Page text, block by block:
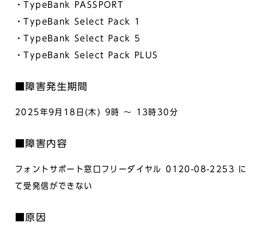
・TypeBank PASSPORT
・TypeBank Select Pack 1
・TypeBank Select Pack 5
・TypeBank Select Pack PLUS
■障害発生期間
2025年9月18日(木) 9時 ～ 13時30分
■障害内容
フォントサポート窓口フリーダイヤル 0120-08-2253 に
て受発信ができない
■原因